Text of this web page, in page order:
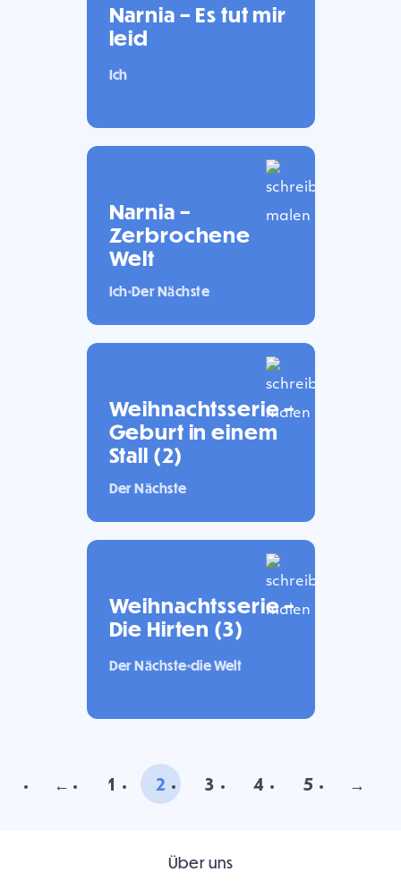
Narnia – Es tut mir
leid
Ich
Narnia –
Zerbrochene
Welt
Ich Der Nächste
Weihnachtsserie –
Geburt in einem
Stall (2)
Der Nächste
Weihnachtsserie –
Die Hirten (3)
Der Nächste die Welt
← 1 2 3 4 5 →
Über uns